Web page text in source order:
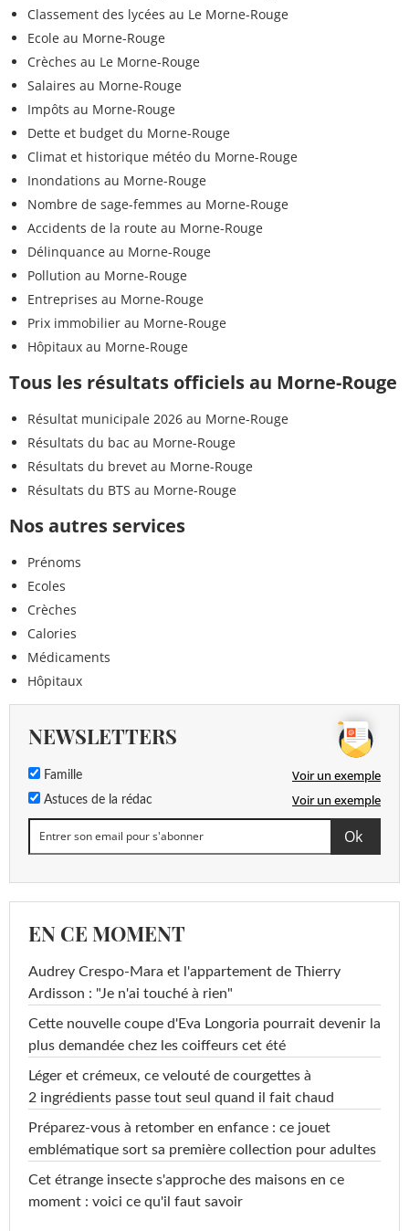
Classement des lycées au Le Morne-Rouge
Ecole au Morne-Rouge
Crèches au Le Morne-Rouge
Salaires au Morne-Rouge
Impôts au Morne-Rouge
Dette et budget du Morne-Rouge
Climat et historique météo du Morne-Rouge
Inondations au Morne-Rouge
Nombre de sage-femmes au Morne-Rouge
Accidents de la route au Morne-Rouge
Délinquance au Morne-Rouge
Pollution au Morne-Rouge
Entreprises au Morne-Rouge
Prix immobilier au Morne-Rouge
Hôpitaux au Morne-Rouge
Tous les résultats officiels au Morne-Rouge
Résultat municipale 2026 au Morne-Rouge
Résultats du bac au Morne-Rouge
Résultats du brevet au Morne-Rouge
Résultats du BTS au Morne-Rouge
Nos autres services
Prénoms
Ecoles
Crèches
Calories
Médicaments
Hôpitaux
NEWSLETTERS
Famille Voir un exemple
Astuces de la rédac Voir un exemple
EN CE MOMENT
Audrey Crespo-Mara et l'appartement de Thierry
Ardisson : "Je n'ai touché à rien"
Cette nouvelle coupe d'Eva Longoria pourrait devenir la
plus demandée chez les coiffeurs cet été
Léger et crémeux, ce velouté de courgettes à
2 ingrédients passe tout seul quand il fait chaud
Préparez-vous à retomber en enfance : ce jouet
emblématique sort sa première collection pour adultes
Cet étrange insecte s'approche des maisons en ce
moment : voici ce qu'il faut savoir